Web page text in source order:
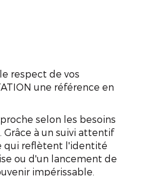
respect de vos
une référence en
selon les besoins
à un suivi attentif
qui reflètent l'identité
ou d'un lancement de
impérissable.